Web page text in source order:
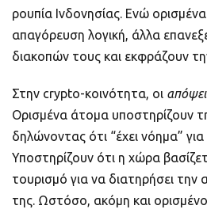
ρουπία Ινδονησίας. Ενώ
απαγόρευση λογική, άλλα
διακοπών τους και εκφράζουν
Στην crypto-κοινότητα, οι
Ορισμένα άτομα υποστηρίζουν
δηλώνοντας ότι “έχει νόημα” για
Υποστηρίζουν ότι η χώρα
τουρισμό για να διατηρήσει την
της. Ωστόσο, ακόμη και